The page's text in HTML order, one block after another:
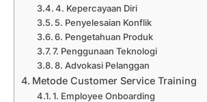
4. Kepercayaan Diri
5. Penyelesaian Konflik
6. Pengetahuan Produk
7. Penggunaan Teknologi
8. Advokasi Pelanggan
Metode Customer Service Training
1. Employee Onboarding